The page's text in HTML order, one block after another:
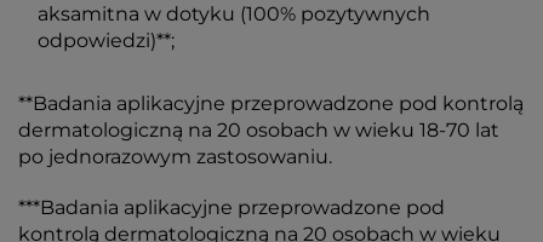
aksamitna w dotyku (100% pozytywnych
odpowiedzi)**;
**Badania aplikacyjne przeprowadzone pod kontrolą
dermatologiczną na 20 osobach w wieku 18-70 lat
po jednorazowym zastosowaniu.
***Badania aplikacyjne przeprowadzone pod
kontrolą dermatologiczną na 20 osobach w wieku